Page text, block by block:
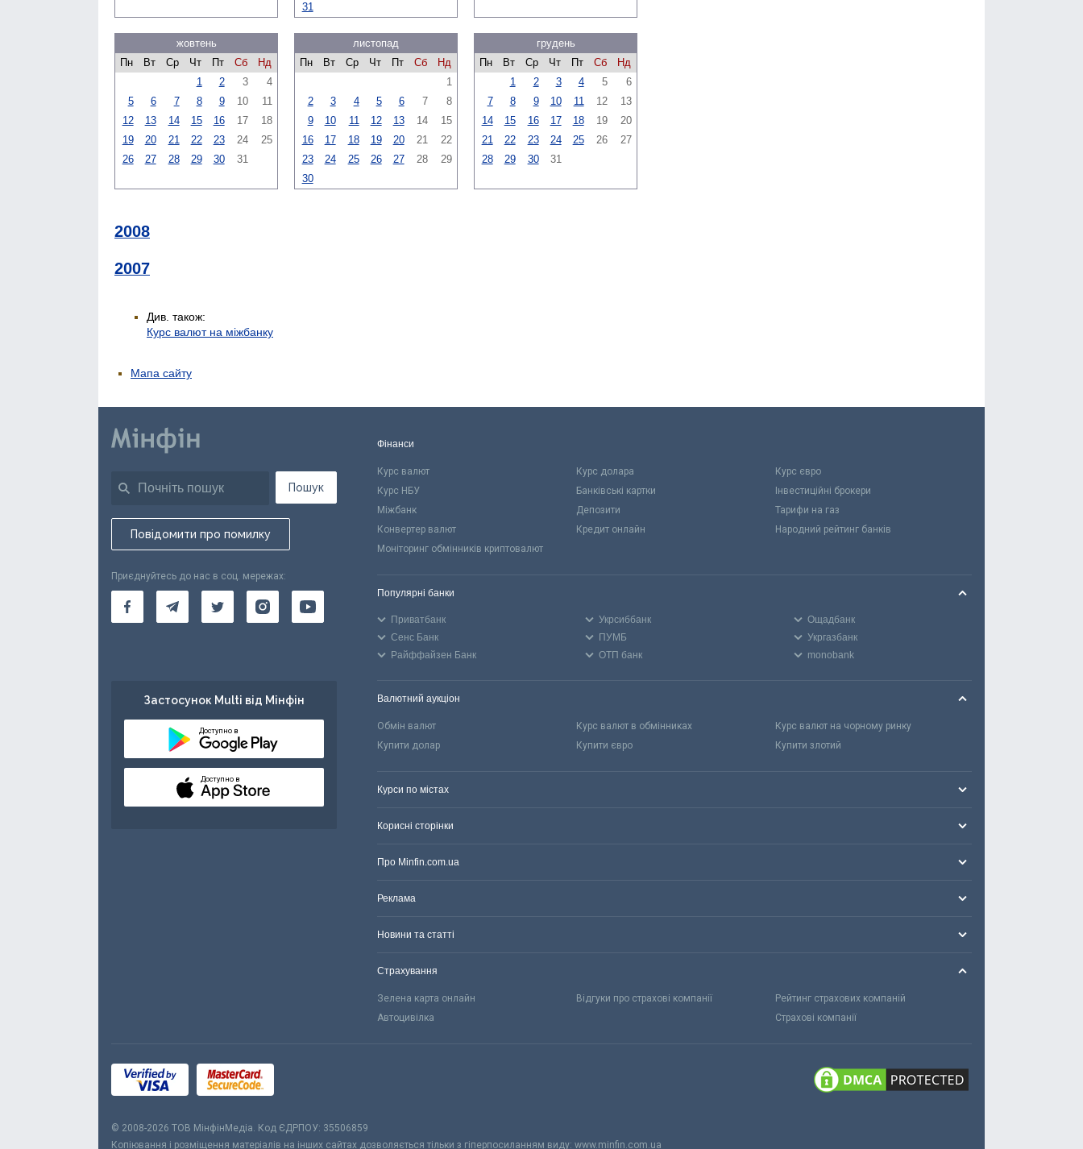
31
жовтень
Пн
Вт Ср Чт Пт Сб
Нд
1
2 3
4
5
6 7 8 9 10
11
12
13 14 15 16 17
18
19
20 21 22 23 24
25
26
27 28 29 30 31
листопад
Пн
Вт Ср Чт Пт Сб
Нд
1
2
3 4 5 6 7
8
9
10 11 12 13 14
15
16
17 18 19 20 21
22
23
24 25 26 27 28
29
30
грудень
Пн
Вт Ср Чт Пт Сб
Нд
1
2 3 4 5
6
7
8 9 10 11 12
13
14
15 16 17 18 19
20
21
22 23 24 25 26
27
28
29 30 31
2008
2007
Див. також:
Курс валют на міжбанку
Мапа сайту
Пошук
Повідомити про помилку
Приєднуйтесь до нас в соц. мережах:
Застосунок Multi від Мінфін
Доступно в
Доступно в
Фінанси
Курс валют Курс долара
Курс євро
Курс НБУ
Банківські картки
Інвестиційні брокери
Міжбанк
Депозити
Тарифи на газ
Конвертер валют
Кредит онлайн
Народний рейтинг банків
Моніторинг обмінників криптовалют
Популярні банки
Приватбанк Укрсиббанк
Ощадбанк
Сенс Банк
ПУМБ
Укргазбанк
Райффайзен Банк
ОТП банк monobank
Валютний аукціон
Обмін валют Курс валют в обмінниках
Курс валют на чорному ринку
Купити долар
Купити євро Купити злотий
Курси по містах
Корисні сторінки
Про Minfin.com.ua
Реклама
Новини та статті
Страхування
Зелена карта онлайн Відгуки про страхові компанії
Рейтинг страхових компаній
Автоцивілка
Страхові компанії
© 2008-2026 ТОВ МiнфiнМедiа. Код ЄДРПОУ: 35506859
Копіювання і розміщення матеріалів на інших сайтах дозволяється тільки з гіперпосиланням виду: www.minfin.com.ua